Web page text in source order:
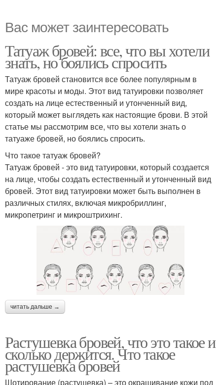
Вас может заинтересовать
Татуаж бровей: все, что вы хотели
знать, но боялись спросить
Татуаж бровей становится все более популярным в
мире красоты и моды. Этот вид татуировки позволяет
создать на лице естественный и утонченный вид,
который может выглядеть как настоящие брови. В этой
статье мы рассмотрим все, что вы хотели знать о
татуаже бровей, но боялись спросить.
Что такое татуаж бровей?
Татуаж бровей - это вид татуировки, который создается
на лице, чтобы создать естественный и утонченный вид
бровей. Этот вид татуировки может быть выполнен в
различных стилях, включая микробриллинг,
микропетринг и микроштрихинг.
читать дальше →
Растушевка бровей, что это такое и
сколько держится. Что такое
растушевка бровей
Шотирование (растушевка) – это окрашивание кожи под